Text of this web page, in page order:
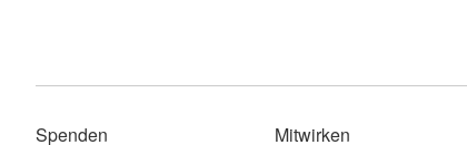
Spenden Mitwirken